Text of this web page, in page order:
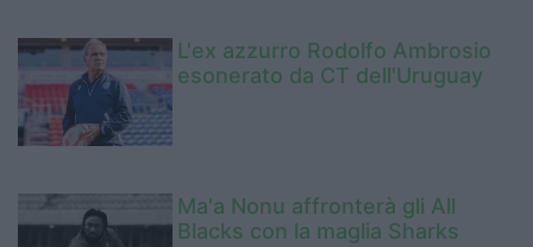
L'ex azzurro Rodolfo Ambrosio
esonerato da CT dell'Uruguay
Ma'a Nonu affronterà gli All
Blacks con la maglia Sharks